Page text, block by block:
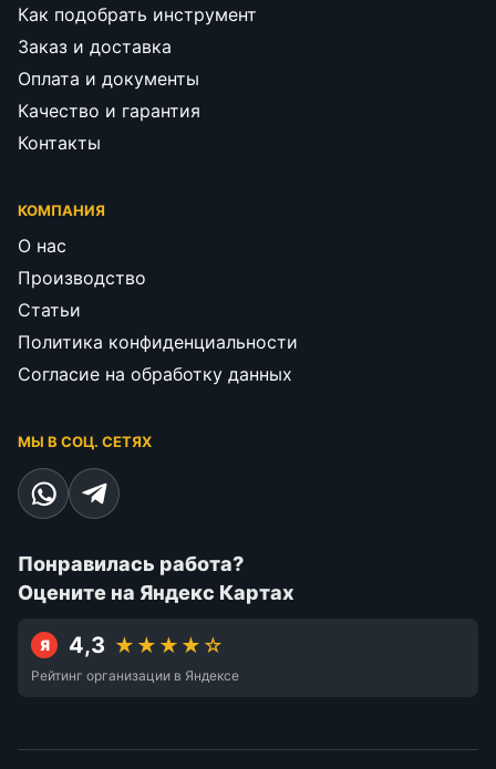
Как подобрать инструмент
Заказ и доставка
Оплата и документы
Качество и гарантия
Контакты
КОМПАНИЯ
О нас
Производство
Статьи
Политика конфиденциальности
Согласие на обработку данных
МЫ В СОЦ. СЕТЯХ
Понравилась работа?
Оцените на Яндекс Картах
Я 4,3 ★★★★☆
Рейтинг организации в Яндексе